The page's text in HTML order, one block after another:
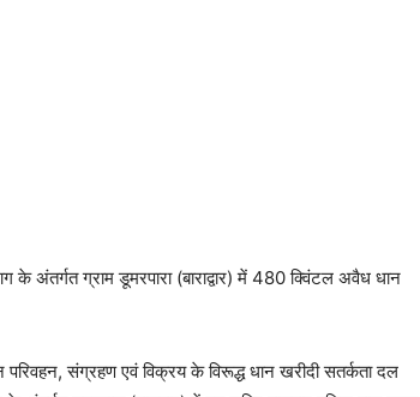
के अंतर्गत ग्राम डूमरपारा (बाराद्वार) में 480 क्विंटल अवैध धान
संग्रहण एवं विक्रय के विरूद्ध धान खरीदी सतर्कता दल